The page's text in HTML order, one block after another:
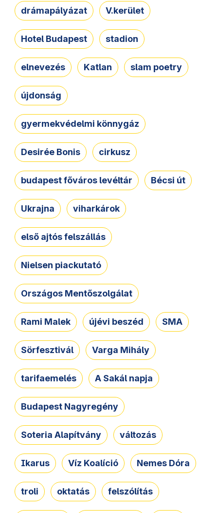
drámapályázat V.kerület
Hotel Budapest stadion
elnevezés Katlan slam poetry
újdonság
gyermekvédelmi könnygáz
Desirée Bonis cirkusz
budapest főváros levéltár Bécsi út
Ukrajna viharkárok
első ajtós felszállás
Nielsen piackutató
Országos Mentőszolgálat
Rami Malek újévi beszéd SMA
Sörfesztivál Varga Mihály
tarifaemelés A Sakál napja
Budapest Nagyregény
Soteria Alapítvány változás
Ikarus Víz Koalíció Nemes Dóra
troli oktatás felszólítás